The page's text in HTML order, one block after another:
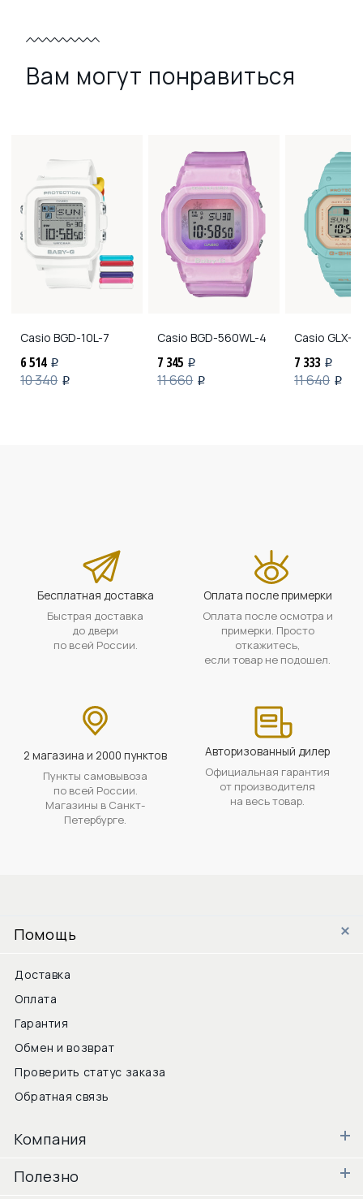
Вам могут понравиться
Casio BGD-10L-7
6 514 i
10 340 i
Casio BGD-560WL-4
7 345 i
11 660 i
Casio GLX-
7 333 i
11 640 i
Бесплатная доставка
Быстрая доставка
до двери
по всей России.
Оплата после примерки
Оплата после осмотра и
примерки. Просто
откажитесь,
если товар не подошел.
2 магазина и 2000 пунктов
Пункты самовывоза
по всей России.
Магазины в Санкт-
Петербурге.
Авторизованный дилер
Официальная гарантия
от производителя
на весь товар.
Помощь
Доставка
Оплата
Гарантия
Обмен и возврат
Проверить статус заказа
Обратная связь
Компания
Полезно